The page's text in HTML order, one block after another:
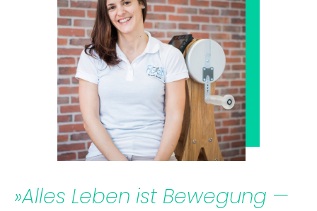
»Alles Leben ist Bewegung —